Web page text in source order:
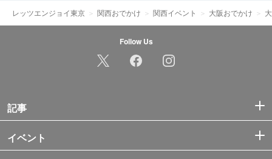
レッツエンジョイ東京 関西おでかけ 関西イベント 大阪おでかけ
Follow Us
記事
イベント